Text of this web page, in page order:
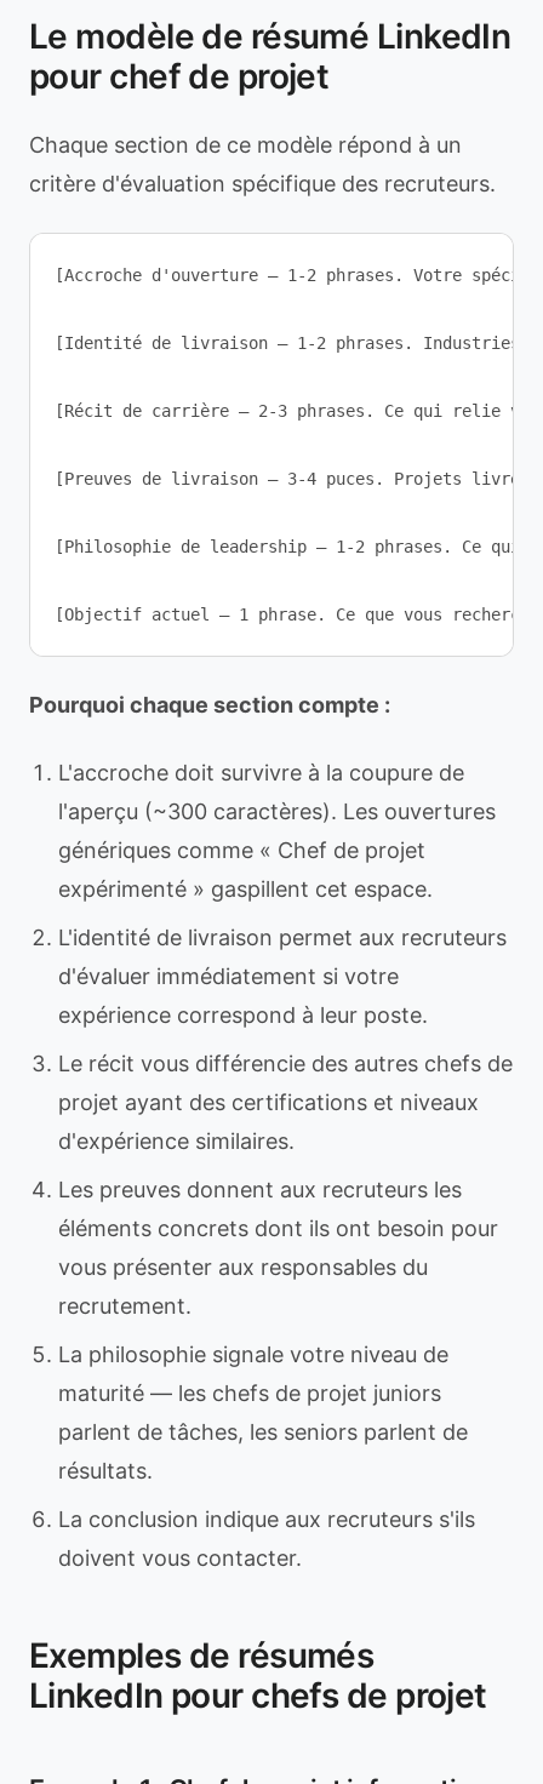
Le modèle de résumé LinkedIn
pour chef de projet
Chaque section de ce modèle répond à un
critère d'évaluation spécifique des recruteurs.
[Accroche d'ouverture — 1-2 phrases. Votre
[Identité de livraison — 1-2 phrases. Industries,
[Récit de carrière — 2-3 phrases. Ce qui relie
[Preuves de livraison — 3-4 puces. Projets
[Philosophie de leadership — 1-2 phrases. Ce
Pourquoi chaque section compte :
L'accroche doit survivre à la coupure de
l'aperçu (~300 caractères). Les ouvertures
génériques comme « Chef de projet
expérimenté » gaspillent cet espace.
L'identité de livraison permet aux recruteurs
d'évaluer immédiatement si votre
expérience correspond à leur poste.
Le récit vous différencie des autres chefs de
projet ayant des certifications et niveaux
d'expérience similaires.
Les preuves donnent aux recruteurs les
éléments concrets dont ils ont besoin pour
vous présenter aux responsables du
recrutement.
La philosophie signale votre niveau de
maturité — les chefs de projet juniors
parlent de tâches, les seniors parlent de
résultats.
La conclusion indique aux recruteurs s'ils
doivent vous contacter.
Exemples de résumés
LinkedIn pour chefs de projet